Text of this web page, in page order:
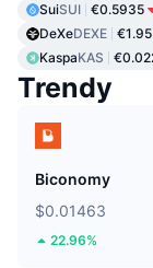
SuiSUI €0.5935
DeXeDEXE €1.95
KaspaKAS
Trendy
Biconomy
$0.01463
22.96%